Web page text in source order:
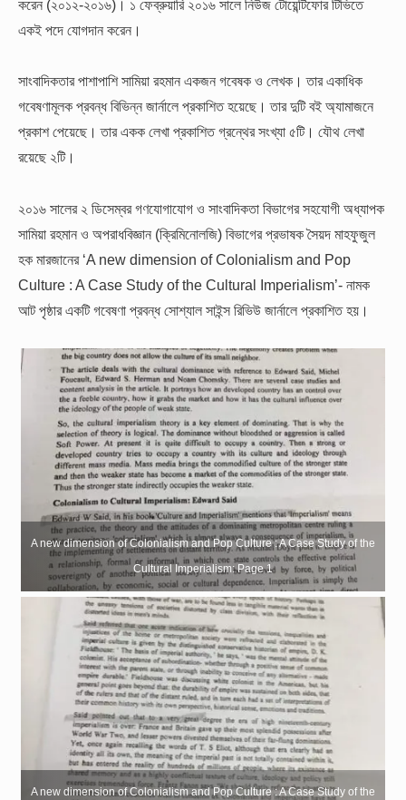
করেন (২০১২-২০১৬)। ১ ফেব্রুয়ারি ২০১৬ সালে নিউজ টোয়েন্টিফোর টিভিতে
একই পদে যোগদান করেন।
সাংবাদিকতার পাশাপাশি সামিয়া রহমান একজন গবেষক ও লেখক। তার একাধিক
গবেষণামূলক প্রবন্ধ বিভিন্ন জার্নালে প্রকাশিত হয়েছে। তার দুটি বই অ্যামাজনে
প্রকাশ পেয়েছে। তার একক লেখা প্রকাশিত গ্রন্থের সংখ্যা ৫টি। যৌথ লেখা
রয়েছে ২টি।
২০১৬ সালের ২ ডিসেম্বর গণযোগাযোগ ও সাংবাদিকতা বিভাগের সহযোগী অধ্যাপক
সামিয়া রহমান ও অপরাধবিজ্ঞান (ক্রিমিনোলজি) বিভাগের প্রভাষক সৈয়দ মাহফুজুল
হক মারজানের ‘A new dimension of Colonialism and Pop
Culture : A Case Study of the Cultural Imperialism’- নামক
আট পৃষ্ঠার একটি গবেষণা প্রবন্ধ সোশ্যাল সাইন্স রিভিউ জার্নালে প্রকাশিত হয়।
A new dimension of Colonialism and Pop Culture : A Case Study of the
Cultural Imperialism: Page 1
A new dimension of Colonialism and Pop Culture : A Case Study of the